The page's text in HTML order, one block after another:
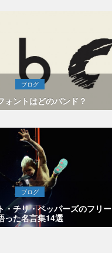
ブログ
ォントはどのバンド？
ブログ
・チリ・ペッパーズのフリー
った名言集14選